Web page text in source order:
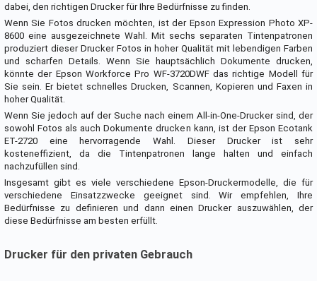
dabei, den richtigen Drucker für Ihre Bedürfnisse zu finden.
Wenn Sie Fotos drucken möchten, ist der Epson Expression Photo XP-
8600 eine ausgezeichnete Wahl. Mit sechs separaten Tintenpatronen
produziert dieser Drucker Fotos in hoher Qualität mit lebendigen Farben
und scharfen Details. Wenn Sie hauptsächlich Dokumente drucken,
könnte der Epson Workforce Pro WF-3720DWF das richtige Modell für
Sie sein. Er bietet schnelles Drucken, Scannen, Kopieren und Faxen in
hoher Qualität.
Wenn Sie jedoch auf der Suche nach einem All-in-One-Drucker sind, der
sowohl Fotos als auch Dokumente drucken kann, ist der Epson Ecotank
ET-2720 eine hervorragende Wahl. Dieser Drucker ist sehr
kosteneffizient, da die Tintenpatronen lange halten und einfach
nachzufüllen sind.
Insgesamt gibt es viele verschiedene Epson-Druckermodelle, die für
verschiedene Einsatzzwecke geeignet sind. Wir empfehlen, Ihre
Bedürfnisse zu definieren und dann einen Drucker auszuwählen, der
diese Bedürfnisse am besten erfüllt.
Drucker für den privaten Gebrauch